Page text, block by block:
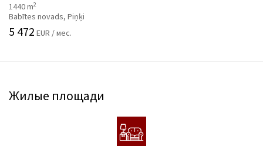
1440 m2
Babītes novads, Piņķi
5 472 EUR / мес.
Жилые площади